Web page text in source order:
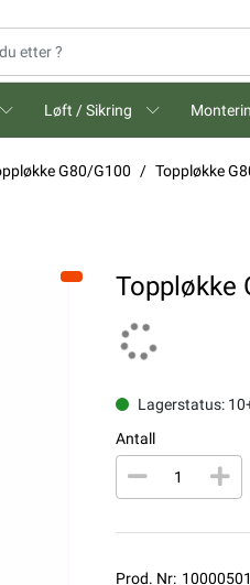
Løft / Sikring
G80/G100 Toppløkke
Toppløkke
Lagerstatus:
Antall
Prod. Nr: 10000501